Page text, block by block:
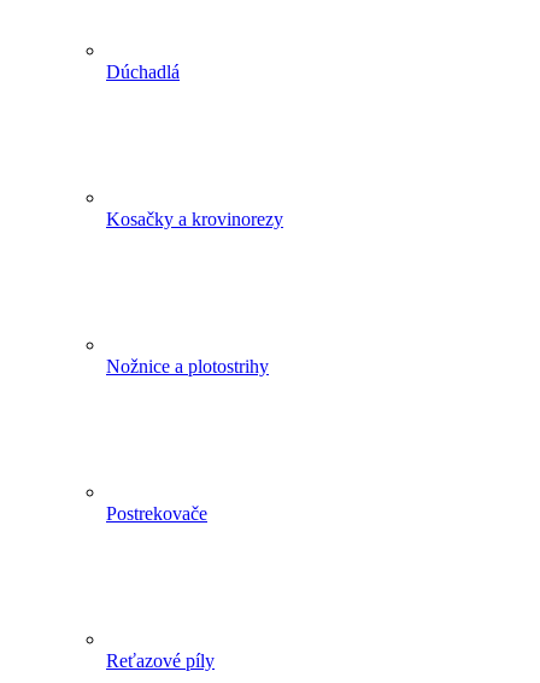
Dúchadlá
Kosačky a krovinorezy
Nožnice a plotostrihy
Postrekovače
Reťazové píly